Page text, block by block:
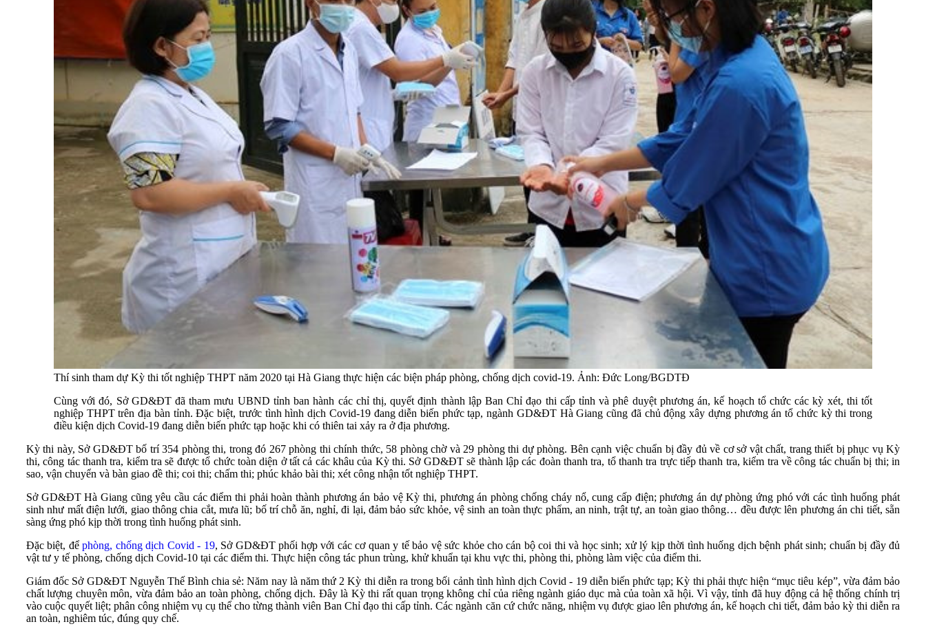
Thí sinh tham dự Kỳ thi tốt nghiệp THPT năm 2020 tại Hà Giang thực hiện các biện pháp phòng, chống dịch covid-19. Ảnh: Đức Long/BGDTĐ
Cùng với đó, Sở GD&ĐT đã tham mưu UBND tỉnh ban hành các chỉ thị, quyết định thành lập Ban Chỉ đạo thi cấp tỉnh và phê duyệt phương án, kế hoạch tổ chức các kỳ xét, thi tốt
nghiệp THPT trên địa bàn tỉnh. Đặc biệt, trước tình hình dịch Covid-19 đang diễn biến phức tạp, ngành GD&ĐT Hà Giang cũng đã chủ động xây dựng phương án tổ chức kỳ thi trong
điều kiện dịch Covid-19 đang diễn biến phức tạp hoặc khi có thiên tai xảy ra ở địa phương.
Kỳ thi này, Sở GD&ĐT bố trí 354 phòng thi, trong đó 267 phòng thi chính thức, 58 phòng chờ và 29 phòng thi dự phòng. Bên cạnh việc chuẩn bị đầy đủ về cơ sở vật chất, trang thiết bị phục vụ Kỳ
thi, công tác thanh tra, kiểm tra sẽ được tổ chức toàn diện ở tất cả các khâu của Kỳ thi. Sở GD&ĐT sẽ thành lập các đoàn thanh tra, tổ thanh tra trực tiếp thanh tra, kiểm tra về công tác chuẩn bị thi; in
sao, vận chuyển và bàn giao đề thi; coi thi; chấm thi; phúc khảo bài thi; xét công nhận tốt nghiệp THPT.
Sở GD&ĐT Hà Giang cũng yêu cầu các điểm thi phải hoàn thành phương án bảo vệ Kỳ thi, phương án phòng chống cháy nổ, cung cấp điện; phương án dự phòng ứng phó với các tình huống phát
sinh như mất điện lưới, giao thông chia cắt, mưa lũ; bố trí chỗ ăn, nghỉ, đi lại, đảm bảo sức khỏe, vệ sinh an toàn thực phẩm, an ninh, trật tự, an toàn giao thông… đều được lên phương án chi tiết, sẵn
sàng ứng phó kịp thời trong tình huống phát sinh.
Đặc biệt, đểphòng, chống dịch Covid - 19, Sở GD&ĐT phối hợp với các cơ quan y tế bảo vệ sức khỏe cho cán bộ coi thi và học sinh; xử lý kịp thời tình huống dịch bệnh phát sinh; chuẩn bị đầy đủ
vật tư y tế phòng, chống dịch Covid-10 tại các điểm thi. Thực hiện công tác phun trùng, khử khuẩn tại khu vực thi, phòng thi, phòng làm việc của điểm thi.
Giám đốc Sở GD&ĐT Nguyễn Thế Bình chia sẻ: Năm nay là năm thứ 2 Kỳ thi diễn ra trong bối cảnh tình hình dịch Covid - 19 diễn biến phức tạp; Kỳ thi phải thực hiện “mục tiêu kép”, vừa đảm bảo
chất lượng chuyên môn, vừa đảm bảo an toàn phòng, chống dịch. Đây là Kỳ thi rất quan trọng không chỉ của riêng ngành giáo dục mà của toàn xã hội. Vì vậy, tỉnh đã huy động cả hệ thống chính trị
vào cuộc quyết liệt; phân công nhiệm vụ cụ thể cho từng thành viên Ban Chỉ đạo thi cấp tỉnh. Các ngành căn cứ chức năng, nhiệm vụ được giao lên phương án, kế hoạch chi tiết, đảm bảo kỳ thi diễn ra
an toàn, nghiêm túc, đúng quy chế.